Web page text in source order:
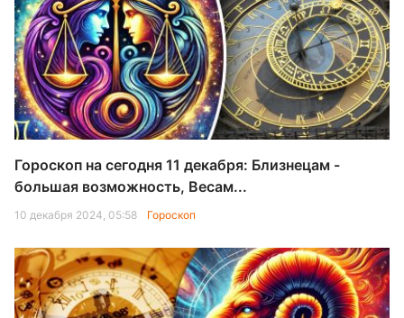
Гороскоп на сегодня 11 декабря: Близнецам -
большая возможность, Весам...
10 декабря 2024, 05:58 Гороскоп